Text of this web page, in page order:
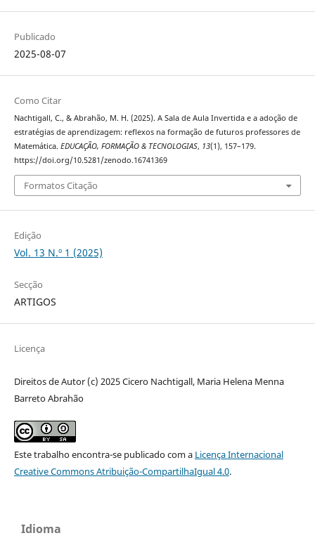
Publicado
2025-08-07
Como Citar
Nachtigall, C., & Abrahão, M. H. (2025). A Sala de Aula Invertida e a adoção de
estratégias de aprendizagem: reflexos na formação de futuros professores de
Matemática. EDUCAÇÃO, FORMAÇÃO & TECNOLOGIAS, 13(1), 157–179.
https://doi.org/10.5281/zenodo.16741369
Formatos Citação
Edição
Vol. 13 N.º 1 (2025)
Secção
ARTIGOS
Licença
Direitos de Autor (c) 2025 Cicero Nachtigall, Maria Helena Menna
Barreto Abrahão
Este trabalho encontra-se publicado com a Licença Internacional
Creative Commons Atribuição-CompartilhaIgual 4.0.
Idioma